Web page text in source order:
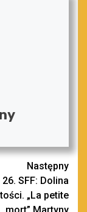
Następny
26. SFF: Dolina
„La petite